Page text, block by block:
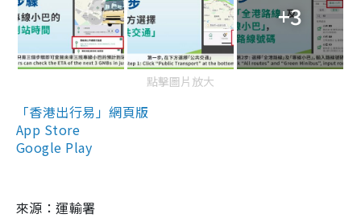
+3
點擊圖片放大
「香港出行易」網頁版
App Store
Google Play
來源：運輸署